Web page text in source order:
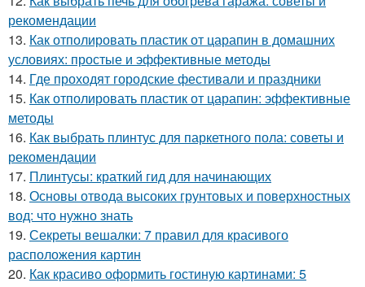
рекомендации
13. Как отполировать пластик от царапин в домашних
условиях: простые и эффективные методы
14. Где проходят городские фестивали и праздники
15. Как отполировать пластик от царапин: эффективные
методы
16. Как выбрать плинтус для паркетного пола: советы и
рекомендации
17. Плинтусы: краткий гид для начинающих
18. Основы отвода высоких грунтовых и поверхностных
вод: что нужно знать
19. Секреты вешалки: 7 правил для красивого
расположения картин
20. Как красиво оформить гостиную картинами: 5